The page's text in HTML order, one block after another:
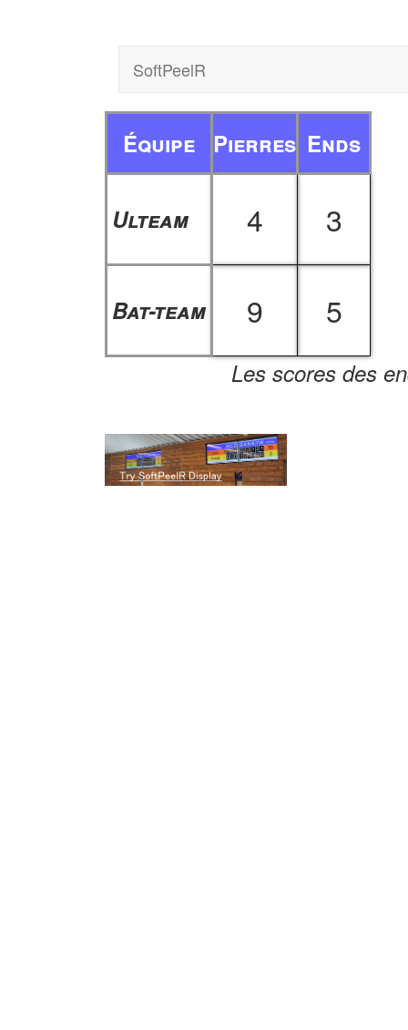
SoftPeelR
Équipe Pierres Ends
Ulteam 4 3
Bat-team 9 5
Les scores des